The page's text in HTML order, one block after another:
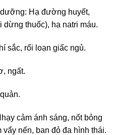
Hạ đường huyết,
dừng thuốc), hạ natri máu.
sắc, rối loạn giấc ngủ.
ngất.
cảm ánh sáng, nốt bỏng
nến, ban đỏ đa hình thái.